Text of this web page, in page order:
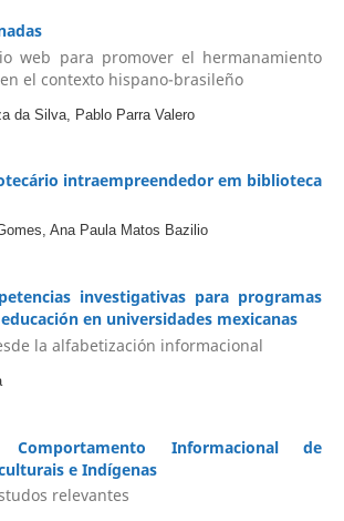
web para promover el hermanamiento
el contexto hispano-brasileño
da Silva, Pablo Parra Valero
intraempreendedor em biblioteca
Ana Paula Matos Bazilio
investigativas para programas
en universidades mexicanas
la alfabetización informacional
Informacional de
e Indígenas
relevantes